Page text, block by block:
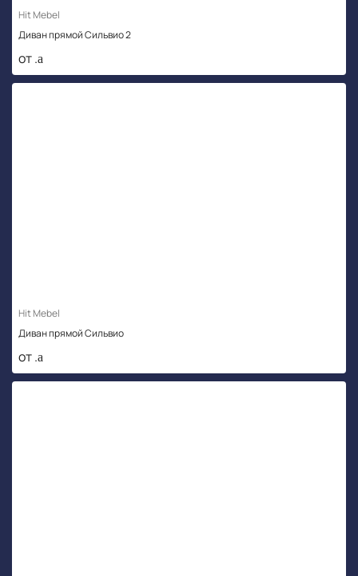
Hit Mebel
Диван прямой Сильвио 2
от .
Hit Mebel
Диван прямой Сильвио
от .